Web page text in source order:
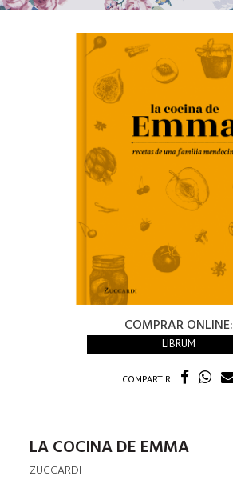
COMPRAR ONLINE:
LIBRUM
COMPARTIR
LA COCINA DE EMMA
ZUCCARDI